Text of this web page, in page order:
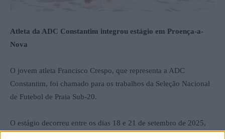
Atleta da ADC Constantim integrou estágio em Proença-a-
Nova
O jovem atleta Francisco Crespo, que representa a ADC
Constantim, foi chamado para os trabalhos da Seleção Nacional
de Futebol de Praia Sub-20.
O estágio decorreu entre os dias 18 e 21 de setembro de 2025,